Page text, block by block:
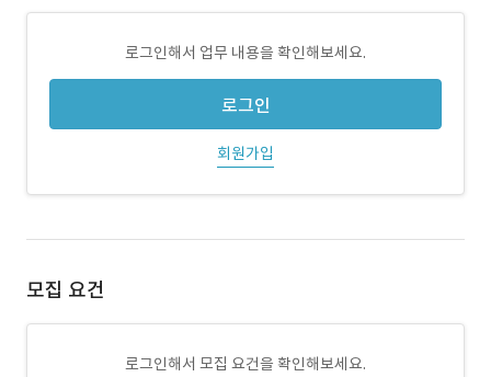
로그인해서 업무 내용을 확인해보세요.
로그인
회원가입
모집 요건
로그인해서 모집 요건을 확인해보세요.